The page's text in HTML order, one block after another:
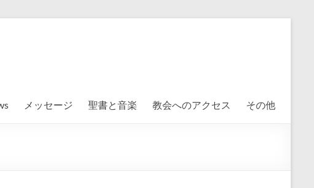
メッセージ 聖書と音楽 教会へのアクセス その他